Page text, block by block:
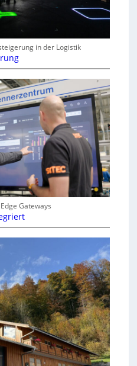
in der Logistik
Gateways